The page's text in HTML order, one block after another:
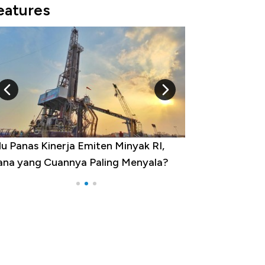
10 Provinsi dengan Tingkat
Pengangguran Tertinggi, Ada Jakarta